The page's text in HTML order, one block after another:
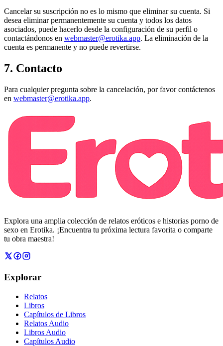
Cancelar su suscripción no es lo mismo que eliminar su cuenta. Si
desea eliminar permanentemente su cuenta y todos los datos
asociados, puede hacerlo desde la configuración de su perfil o
contactándonos en webmaster@erotika.app. La eliminación de la
cuenta es permanente y no puede revertirse.
7. Contacto
Para cualquier pregunta sobre la cancelación, por favor contáctenos
en webmaster@erotika.app.
Explora una amplia colección de relatos eróticos e historias porno de
sexo en Erotika. ¡Encuentra tu próxima lectura favorita o comparte
tu obra maestra!
Explorar
Relatos
Libros
Capítulos de Libros
Relatos Audio
Libros Audio
Capítulos Audio